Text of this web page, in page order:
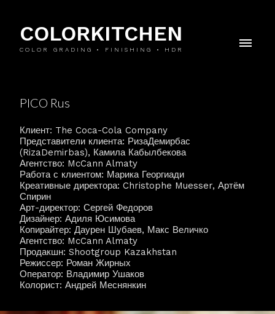
COLORKITCHEN
COLOR GRADING • FINISHING • HDR
PICO Rus
Клиент: The Coca-Cola Company
Представители клиента: РизаДемирбас
(RizaDemirbas), Камила Кабылбекова
Агентство: McCann Almaty
Работа с клиентом: Марика Георгиади
Креативные директора: Christophe Muesser, Артём
Спирин
Арт-директор: Сергей Федоров
Дизайнер: Адиля Юсимова
Копирайтер: Даурен Шубаев, Макс Величко
Агентство: McCann Almaty
Продакшн: Shootgroup Kazakhstan
Режиссер: Роман Жирных
Оператор: Владимир Ушаков
Колорист: Андрей Меснянкин